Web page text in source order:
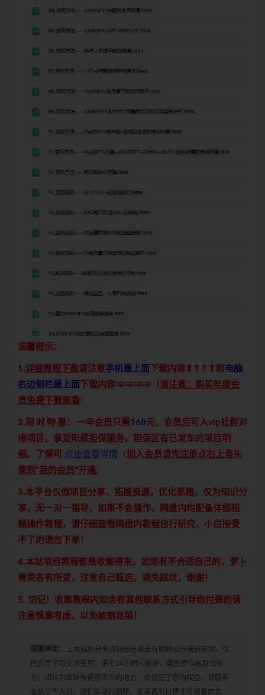
温馨提示：
1.详细教程下载请注意手机最上面 下载内容⇑⇑⇑⇑和 电脑
右边侧栏最上面
下载内容⇒⇒⇒⇒（请注意：购买年度会
员免费下载观看）
2.限 时 特 惠： 一年会员只需168元，会员后可入vip社群对
接项目，享受阳叔担保服务，担保区有已发车的项目明
细。了解可
点击查看详情 （ 加入会员请先注册点右上角头
像到“我的会员”开通）
3.本平台仅做项目分享，拓展资源，优化思路，仅为知识分
享，无一对一指导，如果不会操作，网盘内均配备详细视
频操作教程，请仔细查看网盘内教程自行研究，小白接受
不了的请勿下单！
4.本站项目教程都是收集得来，如果有不合适自己的，萝卜
青菜各有所爱，注意自己甄选，避免踩坑，谢谢！
5. 切记！收集教程内如含有其他联系方式引导你付费的请
注意慎重考虑，以免被割韭菜！
郑重声明：
1.本站所分享资料部分来自互联网公开渠道获取，仅
供会员学习交流使用，请于24小时内删除，尊重原作者及出版
方，如认为本站有使用不当的地方，或侵犯了您的权益，请联系
本站工作人员，我们会及时删除。如果遇到付费才可观看的文